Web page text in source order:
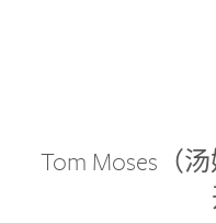
Tom Moses（